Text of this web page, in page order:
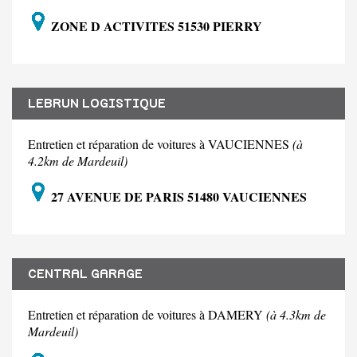
ZONE D ACTIVITES 51530 PIERRY
LEBRUN LOGISTIQUE
Entretien et réparation de voitures à VAUCIENNES (à
4.2km de Mardeuil)
27 AVENUE DE PARIS 51480 VAUCIENNES
CENTRAL GARAGE
Entretien et réparation de voitures à DAMERY (à 4.3km de
Mardeuil)